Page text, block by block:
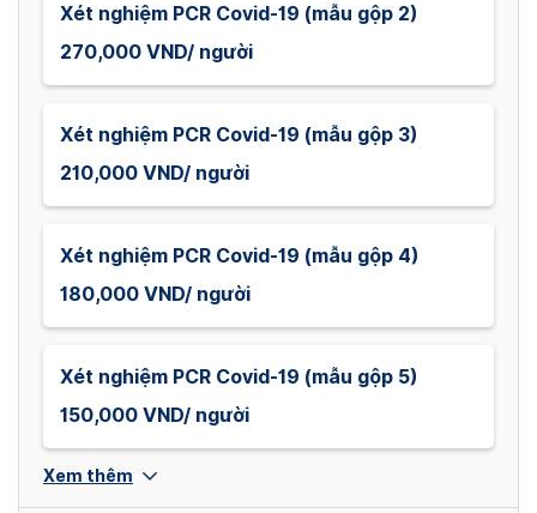
Xét nghiệm PCR Covid-19 (mẫu gộp 2)
270,000 VND/ người
Xét nghiệm PCR Covid-19 (mẫu gộp 3)
210,000 VND/ người
Xét nghiệm PCR Covid-19 (mẫu gộp 4)
180,000 VND/ người
Xét nghiệm PCR Covid-19 (mẫu gộp 5)
150,000 VND/ người
Xem thêm